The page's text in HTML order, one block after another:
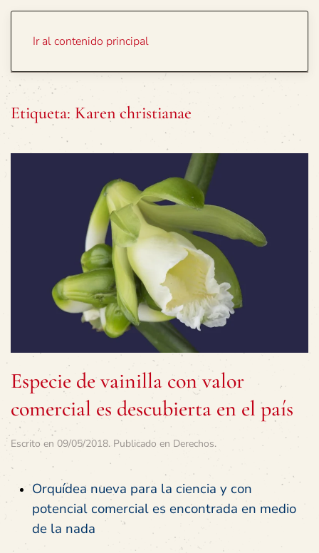
Ir al contenido principal
Etiqueta: Karen christianae
Especie de vainilla con valor
comercial es descubierta en el país
Escrito en 09/05/2018. Publicado en Derechos.
Orquídea nueva para la ciencia y con
potencial comercial es encontrada en medio
de la nada